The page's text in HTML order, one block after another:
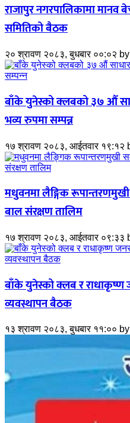
राजापुर नगरपालिकामा मानव
समितिको बैठक
२० श्रावण २०८३, बुधबार ००:०२ by
बाँके युनेस्को क्लबको ३७ औं
भव्य रुपमा सम्पन्न
१७ श्रावण २०८३, आईतवार १९:१२
मधुवनमा लैङ्गिक
बाल संरक्षण तालिम
१७ श्रावण २०८३, आईतवार ०९:३३
बाँके युनेस्को क्लब र राधाकृष्ण
व्यवस्थापन बैठक
१३ श्रावण २०८३, बुधबार ११:०० by